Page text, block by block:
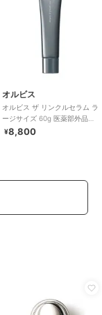
オルビス
オルビス ザ リンクルセラム ラ
ージサイズ 60g 医薬部外品
（シワ改善美容液）
¥8,800